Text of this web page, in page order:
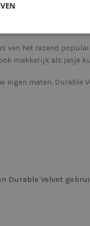
digitaal patroon.
van het razend
makkelijk als jasje
eigen maten.
Durable Velvet